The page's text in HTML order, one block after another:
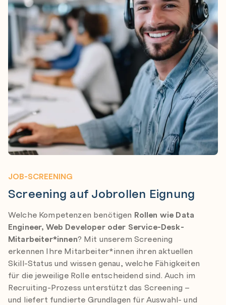
JOB-SCREENING
Screening auf Jobrollen Eignung
Welche Kompetenzen benötigen Rollen wie Data
Engineer, Web Developer oder Service-Desk-
Mitarbeiter*innen? Mit unserem Screening
erkennen Ihre Mitarbeiter*innen ihren aktuellen
Skill-Status und wissen genau, welche Fähigkeiten
für die jeweilige Rolle entscheidend sind. Auch im
Recruiting-Prozess unterstützt das Screening –
und liefert fundierte Grundlagen für Auswahl- und